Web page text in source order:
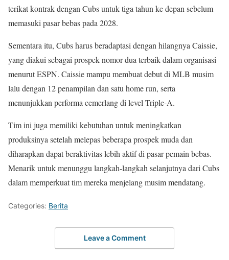
terikat kontrak dengan Cubs untuk tiga tahun ke depan sebelum
memasuki pasar bebas pada 2028.
Sementara itu, Cubs harus beradaptasi dengan hilangnya Caissie,
yang diakui sebagai prospek nomor dua terbaik dalam organisasi
menurut ESPN. Caissie mampu membuat debut di MLB musim
lalu dengan 12 penampilan dan satu home run, serta
menunjukkan performa cemerlang di level Triple-A.
Tim ini juga memiliki kebutuhan untuk meningkatkan
produksinya setelah melepas beberapa prospek muda dan
diharapkan dapat beraktivitas lebih aktif di pasar pemain bebas.
Menarik untuk menunggu langkah-langkah selanjutnya dari Cubs
dalam memperkuat tim mereka menjelang musim mendatang.
Categories: Berita
Leave a Comment